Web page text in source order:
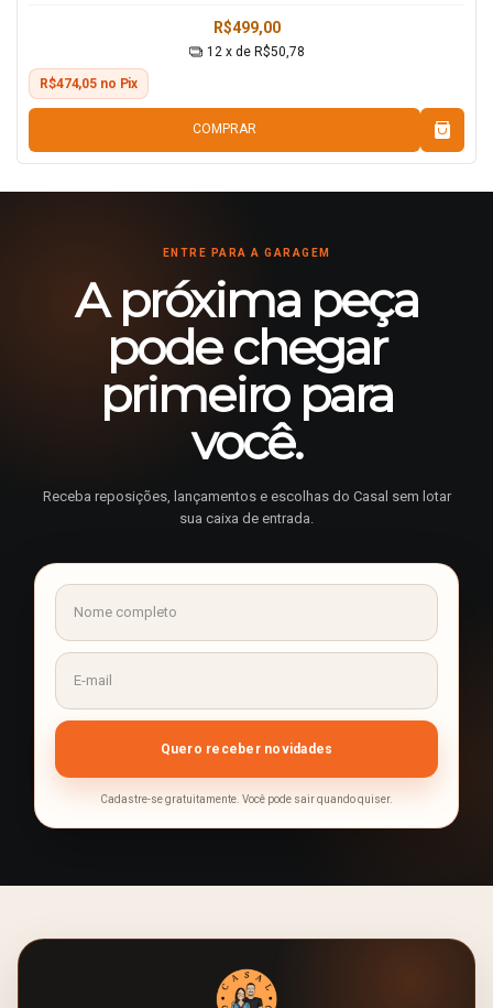
R$499,00
12 x de R$50,78
R$474,05 no Pix
COMPRAR
ENTRE PARA A GARAGEM
A próxima peça
pode chegar
primeiro para
você.
Receba reposições, lançamentos e escolhas do Casal sem lotar
sua caixa de entrada.
Cadastre-se gratuitamente. Você pode sair quando quiser.